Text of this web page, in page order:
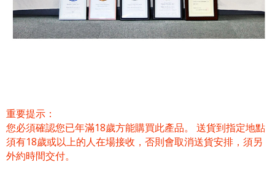
重要提示：
您必須確認您已年滿18歲方能購買此產品。 送貨到指定地點
須有18歲或以上的人在場接收，否則會取消送貨安排，須另
外約時間交付。